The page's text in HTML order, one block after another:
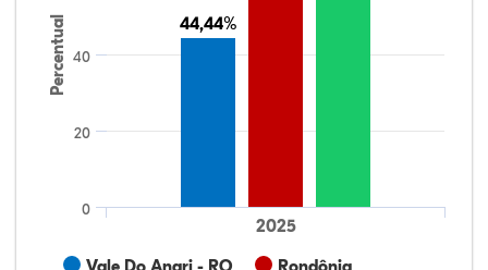
Percentual 44,44%
44,44%
2025
0
20
40